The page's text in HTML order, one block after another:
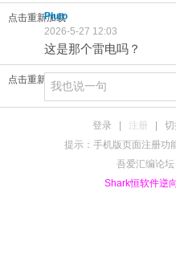
点击重新加载
Pluto
2026-5-27 12:03
这是那个雷电吗？
点击重新加载
登录 注册
提示：手机版页面注册功
吾爱汇编论
Shark恒软件逆